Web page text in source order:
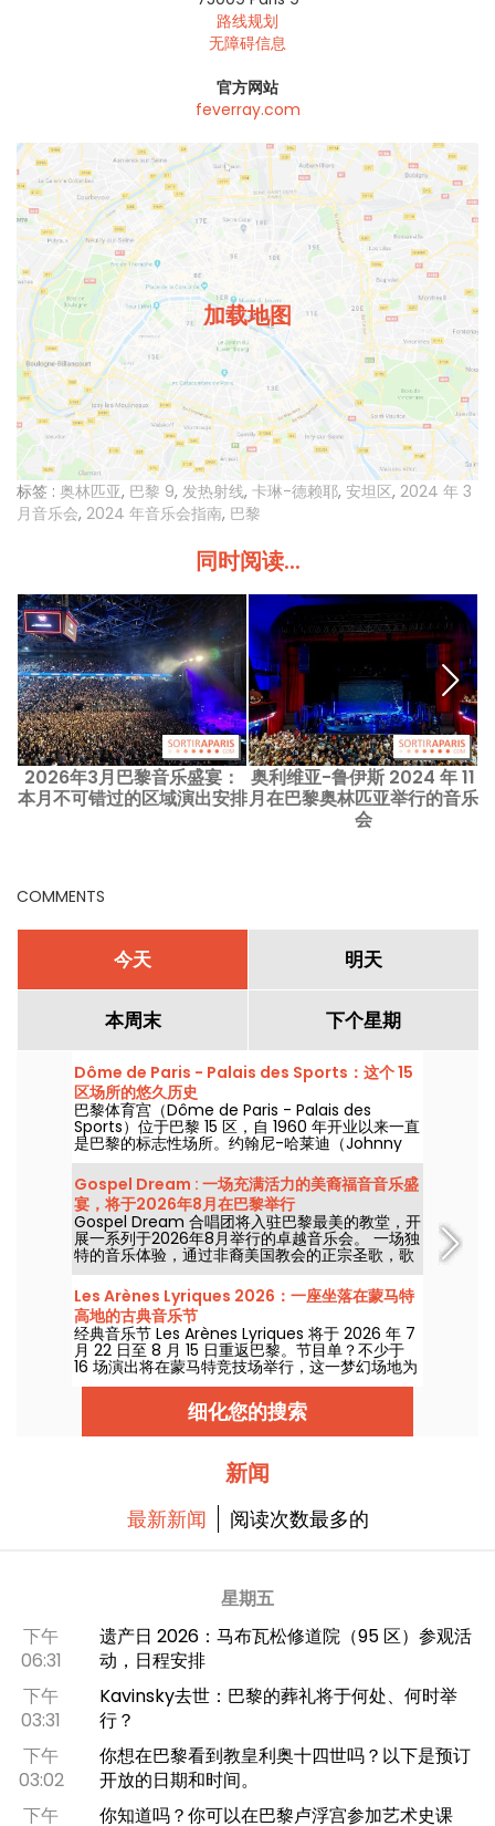
路线规划
无障碍信息
官方网站
feverray.com
加载地图
标签 : 奥林匹亚, 巴黎 9, 发热射线, 卡琳-德赖耶, 安坦区, 2024 年 3
月音乐会, 2024 年音乐会指南, 巴黎
同时阅读...
2026年3月巴黎音乐盛宴：
本月不可错过的区域演出安排
奥利维亚-鲁伊斯 2024 年 11
月在巴黎奥林匹亚举行的音乐
会
COMMENTS
今天 明天
本周末 下个星期
Dôme de Paris - Palais des Sports：这个 15
区场所的悠久历史
巴黎体育宫（Dôme de Paris - Palais des
Sports）位于巴黎 15 区，自 1960 年开业以来一直
是巴黎的标志性场所。约翰尼-哈莱迪（Johnny
Hallyday）、雷-查尔斯（Ray Charles）、滚石
乐队（The Rolling Stones）和披头士乐队（The
Beatles）都曾在此举办过音乐会！
Gospel Dream : 一场充满活力的美裔福音音乐盛
宴，将于2026年8月在巴黎举行
Gospel Dream 合唱团将入驻巴黎最美的教堂，开
展一系列于2026年8月举行的卓越音乐会。 一场独
特的音乐体验，通过非裔美国教会的正宗圣歌，歌
颂希望、团结与韧性。
Les Arènes Lyriques 2026：一座坐落在蒙马特
高地的古典音乐节
经典音乐节 Les Arènes Lyriques 将于 2026 年 7
月 22 日至 8 月 15 日重返巴黎。节目单？不少于
16 场演出将在蒙马特竞技场举行，这一梦幻场地为
聆听经典乐章提供了理想背景。
细化您的搜索
新闻
最新新闻 阅读次数最多的
星期五
下午
06:31
遗产日 2026：马布瓦松修道院（95 区）参观活
动，日程安排
下午
03:31
Kavinsky去世：巴黎的葬礼将于何处、何时举
行？
下午
03:02
你想在巴黎看到教皇利奥十四世吗？以下是预订
开放的日期和时间。
下午
你知道吗？你可以在巴黎卢浮宫参加艺术史课